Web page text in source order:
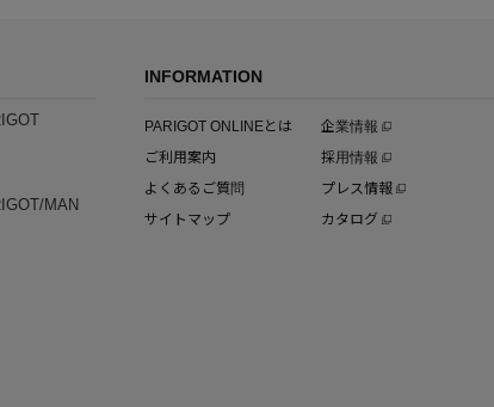
MAN
INFORMATION
PARIGOT ONLINEとは
ご利用案内
よくあるご質問
サイトマップ
企業情報
採用情報
プレス情報
カタログ